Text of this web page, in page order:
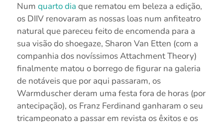
Num quarto dia que rematou em beleza a edição,
os DIIV renovaram as nossas loas num anfiteatro
natural que pareceu feito de encomenda para a
sua visão do shoegaze, Sharon Van Etten (com a
companhia dos novíssimos Attachment Theory)
finalmente matou o borrego de figurar na galeria
de notáveis que por aqui passaram, os
Warmduscher deram uma festa fora de horas (por
antecipação), os Franz Ferdinand ganharam o seu
tricampeonato a passar em revista os êxitos e os